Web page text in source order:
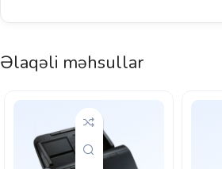
Əlaqəli məhsullar